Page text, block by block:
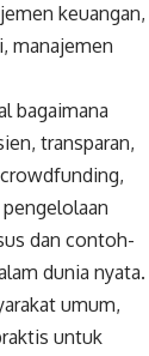
keuangan,
manajemen
bagaimana
transparan,
dan contoh-
dunia nyata.
umum,
untuk